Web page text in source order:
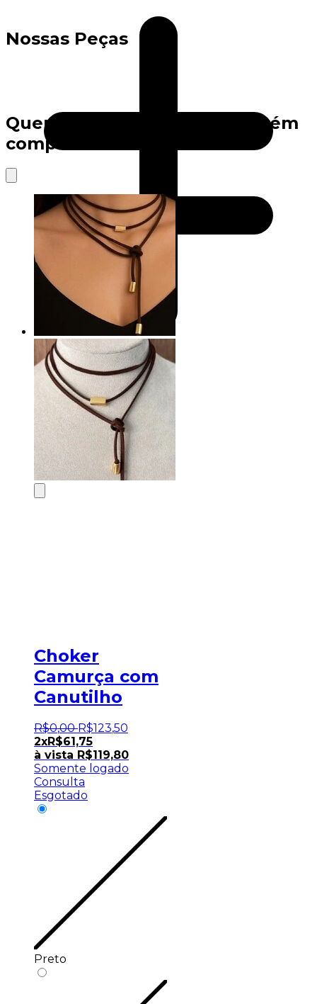
Nossas Peças
Quem viu este produto também
comprou
Choker
Camurça com
Canutilho
R$0,00 R$123,50
2xR$61,75
à vista R$119,80
Somente logado
Consulta
Esgotado
Preto